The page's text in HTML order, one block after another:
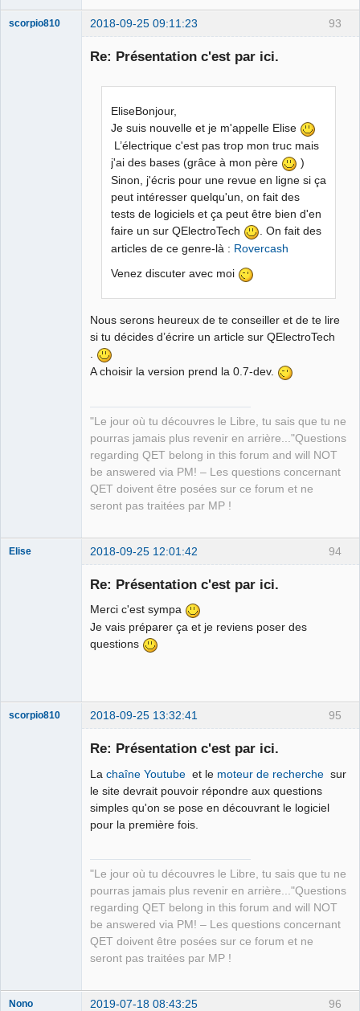
93
scorpio810 2018-09-25 09:11:23
Re: Présentation c'est par ici.
EliseBonjour,
Je suis nouvelle et je m'appelle Elise
L’électrique c'est pas trop mon truc mais
j'ai des bases (grâce à mon père
)
Sinon, j'écris pour une revue en ligne si ça
peut intéresser quelqu'un, on fait des
tests de logiciels et ça peut être bien d'en
faire un sur QElectroTech
. On fait des
articles de ce genre-là : Rovercash
Venez discuter avec moi
Nous serons heureux de te conseiller et de te lire
si tu décides d’écrire un article sur QElectroTech
A choisir la version prend la 0.7-dev.
"Le jour où tu découvres le Libre, tu sais que tu ne
pourras jamais plus revenir en arrière..."Questions
regarding QET belong in this forum and will NOT
be answered via PM! – Les questions concernant
QET doivent être posées sur ce forum et ne
seront pas traitées par MP !
94
Elise 2018-09-25 12:01:42
Re: Présentation c'est par ici.
Merci c'est sympa
Je vais préparer ça et je reviens poser des
questions
95
scorpio810 2018-09-25 13:32:41
Re: Présentation c'est par ici.
La chaîne Youtube et le moteur de recherche sur
le site devrait pouvoir répondre aux questions
simples qu'on se pose en découvrant le logiciel
pour la première fois.
"Le jour où tu découvres le Libre, tu sais que tu ne
pourras jamais plus revenir en arrière..."Questions
regarding QET belong in this forum and will NOT
be answered via PM! – Les questions concernant
QET doivent être posées sur ce forum et ne
seront pas traitées par MP !
96
Nono 2019-07-18 08:43:25